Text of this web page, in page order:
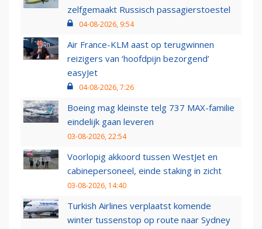
zelfgemaakt Russisch passagierstoestel
04-08-2026, 9:54
Air France-KLM aast op terugwinnen
reizigers van ‘hoofdpijn bezorgend’
easyJet
04-08-2026, 7:26
Boeing mag kleinste telg 737 MAX-familie
eindelijk gaan leveren
03-08-2026, 22:54
Voorlopig akkoord tussen WestJet en
cabinepersoneel, einde staking in zicht
03-08-2026, 14:40
Turkish Airlines verplaatst komende
winter tussenstop op route naar Sydney